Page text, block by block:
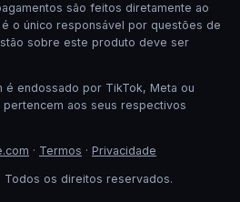
são feitos diretamente ao
o único responsável por questões de
sobre este produto deve ser
é endossado por TikTok, Meta ou
pertencem aos seus respectivos
· Termos · Privacidade
Todos os direitos reservados.